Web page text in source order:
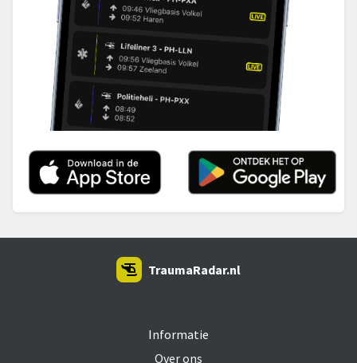
Informatie
Over ons
TraumaRadar.nl